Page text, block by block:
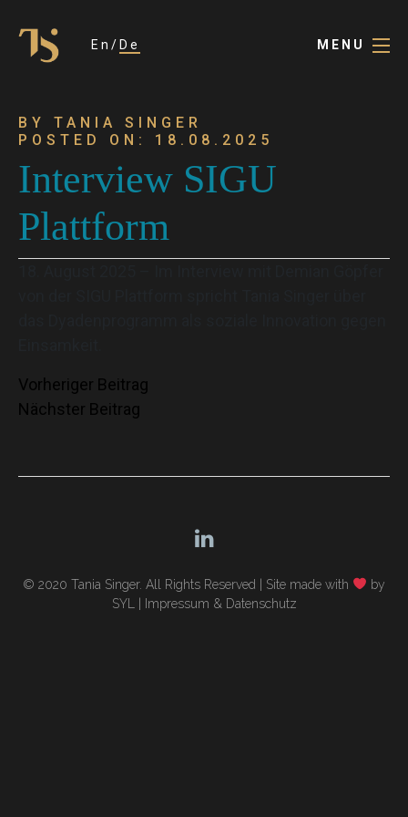
En De MENU
BY TANIA SINGER
POSTED ON: 18.08.2025
Interview SIGU
Plattform
Beitragsnavigation
Vorheriger Beitrag
Nächster Beitrag
© 2020 Tania Singer. All Rights Reserved | Site made with
by
SYL
Impressum & Datenschutz